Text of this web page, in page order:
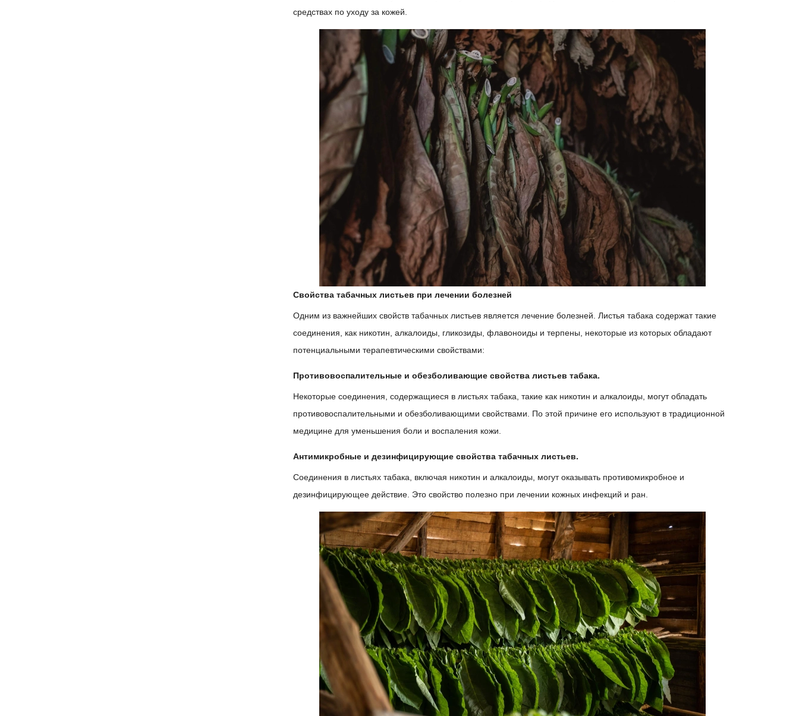
средствах по уходу за кожей.
Свойства табачных листьев при лечении болезней
Одним из важнейших свойств табачных листьев является лечение болезней. Листья табака содержат такие
соединения, как никотин, алкалоиды, гликозиды, флавоноиды и терпены, некоторые из которых обладают
потенциальными терапевтическими свойствами:
Противовоспалительные и обезболивающие свойства листьев табака.
Некоторые соединения, содержащиеся в листьях табака, такие как никотин и алкалоиды, могут обладать
противовоспалительными и обезболивающими свойствами. По этой причине его используют в традиционной
медицине для уменьшения боли и воспаления кожи.
Антимикробные и дезинфицирующие свойства табачных листьев.
Соединения в листьях табака, включая никотин и алкалоиды, могут оказывать противомикробное и
дезинфицирующее действие. Это свойство полезно при лечении кожных инфекций и ран.